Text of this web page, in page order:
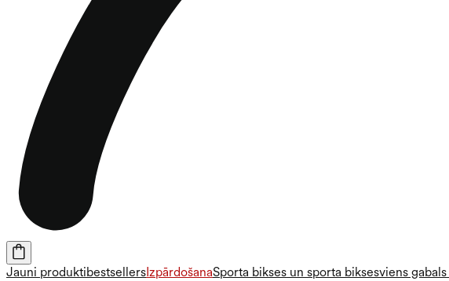
Jauni produktibestsellersIzpārdošanaSporta bikses un sporta biksesviens gabals